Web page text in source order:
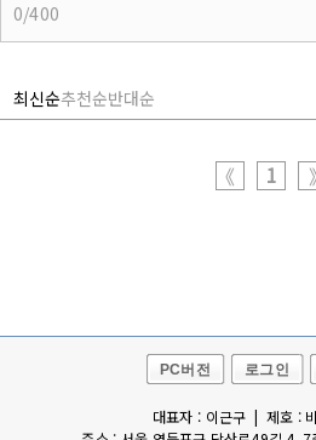
0/400
최신순추천순반대순
《 1
PC버전 로그인
대표자 : 이근구 | 제호 :